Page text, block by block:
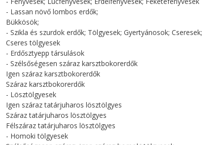
- Lassan növő lombos erdők;
Bükkösök;
- Szikla és szurdok erdők; Tölgyesek; Gyertyánosok; Cseresek;
Cseres tölgyesek
- Erdősztyepp társulások
- Szélsőségesen száraz karsztbokorerdők
Igen száraz karsztbokorerdők
Száraz karsztbokorerdők
- Lösztölgyesek
Igen száraz tatárjuharos lösztölgyes
Száraz tatárjuharos lösztölgyes
Félszáraz tatárjuharos lösztölgyes
- Homoki tölgyesek